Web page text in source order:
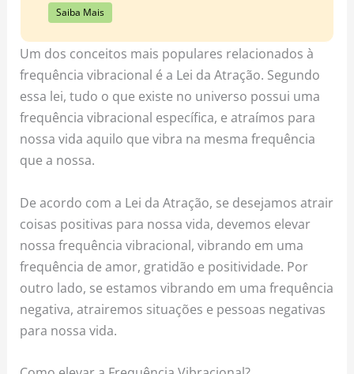
Saiba Mais
Um dos conceitos mais populares relacionados à
frequência vibracional é a Lei da Atração. Segundo
essa lei, tudo o que existe no universo possui uma
frequência vibracional específica, e atraímos para
nossa vida aquilo que vibra na mesma frequência
que a nossa.
De acordo com a Lei da Atração, se desejamos atrair
coisas positivas para nossa vida, devemos elevar
nossa frequência vibracional, vibrando em uma
frequência de amor, gratidão e positividade. Por
outro lado, se estamos vibrando em uma frequência
negativa, atrairemos situações e pessoas negativas
para nossa vida.